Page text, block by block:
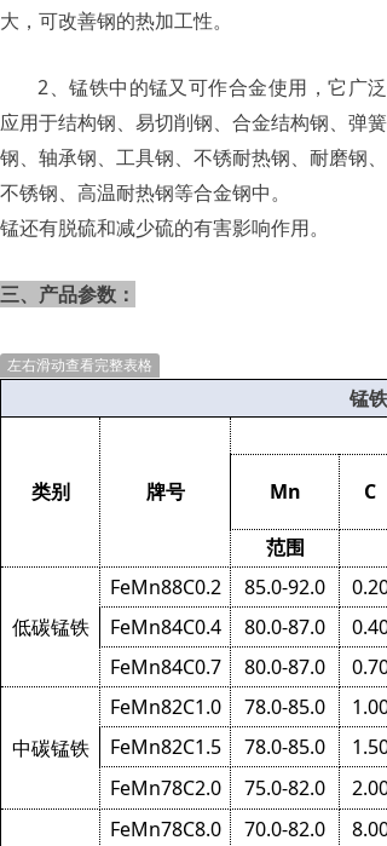
大，可改善钢的热加工性。
2、锰铁中的锰又可作合金使用，它广泛
应用于结构钢、易切削钢、合金结构钢、弹簧
钢、轴承钢、工具钢、不锈耐热钢、耐磨钢、
不锈钢、高温耐热钢等合金钢中。
锰还有脱硫和减少硫的有害影响作用。
三、产品参数：
左右滑动查看完整表格
锰
类别 牌号 Mn C
范围
低碳锰铁
FeMn88C0.2 85.0-92.0
0.20
FeMn84C0.4
80.0-87.0
0.40
FeMn84C0.7
80.0-87.0 0.70
中碳锰铁
FeMn82C1.0 78.0-85.0
1.00
FeMn82C1.5
78.0-85.0
1.50
FeMn78C2.0
75.0-82.0 2.00
FeMn78C8.0 70.0-82.0
8.00